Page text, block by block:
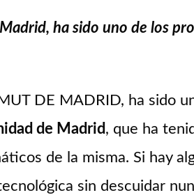
ha sido uno de los
DE MADRID, ha sido
de Madrid, que ha
de la misma. Si hay
sin descuidar